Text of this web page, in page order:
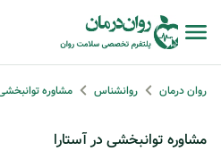
روان درمان روانشناس مشاوره
مشاوره توانبخشی در آستارا